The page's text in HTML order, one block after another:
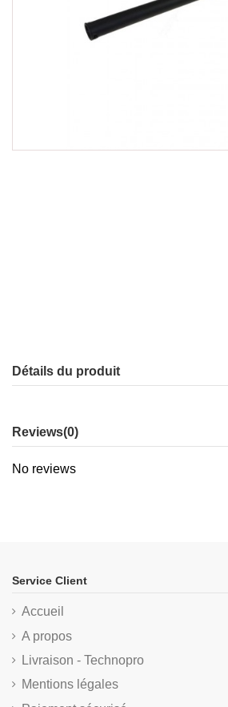
Détails du produit
Reviews(0)
No reviews
Service Client
Accueil
A propos
Livraison - Technopro
Mentions légales